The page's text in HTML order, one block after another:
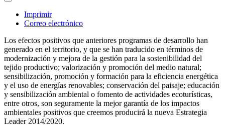
Imprimir
Correo electrónico
Los efectos positivos que anteriores programas de desarrollo han
generado en el territorio, y que se han traducido en términos de
modernización y mejora de la gestión para la sostenibilidad del
tejido productivo; valorización y promoción del medio natural;
sensibilización, promoción y formación para la eficiencia energética
y el uso de energías renovables; conservación del paisaje; educación
y sensibilización ambiental o fomento de actividades ecoturísticas,
entre otros, son seguramente la mejor garantía de los impactos
ambientales positivos que creemos producirá la nueva Estrategia
Leader 2014/2020.